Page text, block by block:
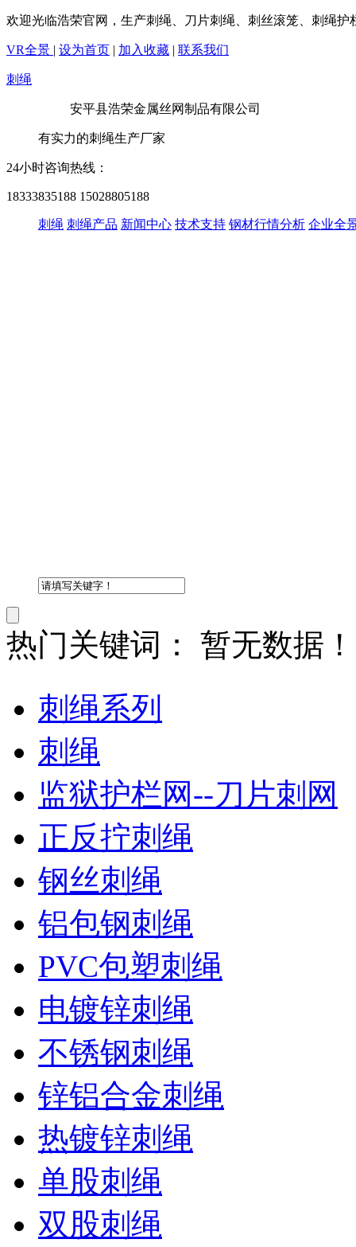
欢迎光临浩荣官网，生产刺绳、刀片刺绳、刺丝滚笼、刺绳护
VR全景 | 设为首页 | 加入收藏 | 联系我们
刺绳
安平县浩荣金属丝网制品有限公司
有实力的刺绳生产厂家
24小时咨询热线：
18333835188 15028805188
刺绳 刺绳产品 新闻中心 技术支持 钢材行情分析 企业全
热门关键词：
暂无数据！
刺绳系列
刺绳
监狱护栏网--刀片刺网
正反拧刺绳
钢丝刺绳
铝包钢刺绳
PVC包塑刺绳
电镀锌刺绳
不锈钢刺绳
锌铝合金刺绳
热镀锌刺绳
单股刺绳
双股刺绳